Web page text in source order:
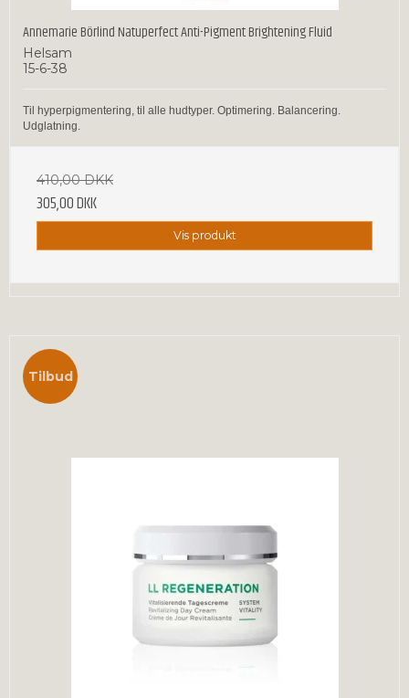
Annemarie Börlind Natuperfect Anti-Pigment Brightening Fluid
Helsam
15-6-38
Til hyperpigmentering, til alle hudtyper. Optimering. Balancering.
Udglatning.
410,00 DKK
305,00 DKK
Vis produkt
Tilbud